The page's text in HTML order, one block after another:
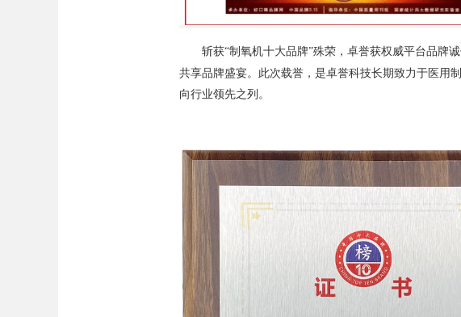
斩获“制氧机十大品牌”殊荣，卓誉获权威平台品牌
共享品牌盛宴。此次载誉，是卓誉科技长期致力于医用
向行业领先之列。